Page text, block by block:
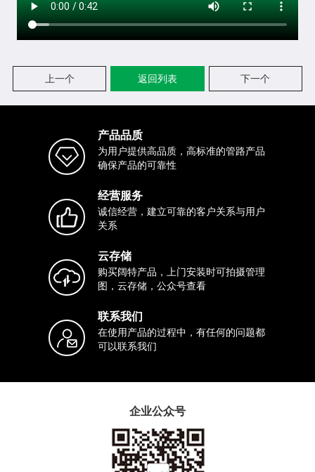
上一个 返回列表 下一个
产品品质
为用户提供高品质，高标准的管路产品
确保产品的可靠性
经营服务
诚信经营，建立可靠的客户关系与用户
关系
云存储
购买阔特产品，上门安装时可拍摄管理
图，云存储，公众号查看
联系我们
在使用产品的过程中，有任何的问题都
可以联系我们
企业公众号